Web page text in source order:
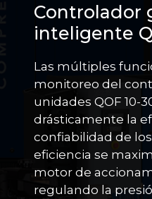
Controlador
inteligente
Las múltiples
monitoreo del
unidades QOF 10-
drásticamente la
confiabilidad de
eficiencia se
motor de
regulando la